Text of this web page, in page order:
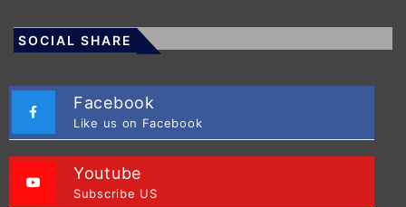
SOCIAL SHARE
Facebook
Like us on Facebook
Youtube
Subscribe US